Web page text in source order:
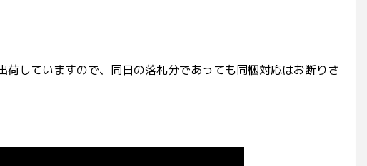
していますので、同日の落札分であっても同梱対応はお断りさ